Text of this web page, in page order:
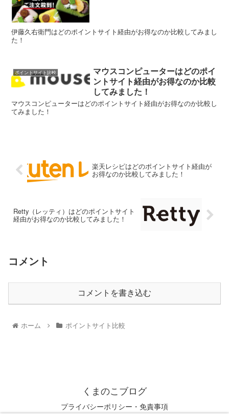
伊藤久右衛門はどのポイントサイト経由がお得なのか比較してみまし
た！
ポイントサイト比較
マウスコンピューターはどのポイ
ントサイト経由がお得なのか比較
してみました！
マウスコンピューターはどのポイントサイト経由がお得なのか比較し
てみました！
楽天レシピはどのポイントサイト経由が
お得なのか比較してみました！
Retty（レッティ）はどのポイントサイト
経由がお得なのか比較してみました！
コメント
コメントを書き込む
ホーム ポイントサイト比較
くまのこブログ
プライバシーポリシー・免責事項